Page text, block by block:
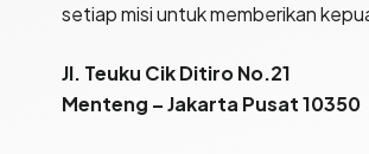
setiap misi untuk memberikan
Jl. Teuku Cik Ditiro No.21
Menteng – Jakarta Pusat 10350